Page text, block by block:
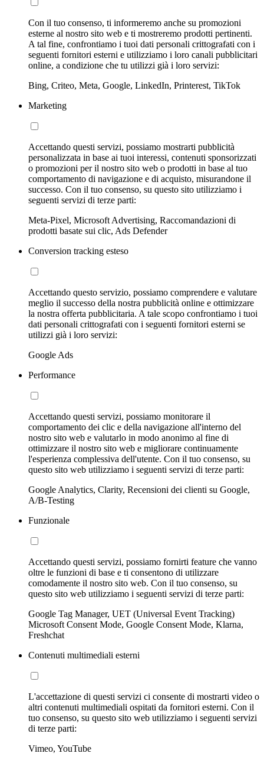
Con il tuo consenso, ti informeremo anche su promozioni
esterne al nostro sito web e ti mostreremo prodotti pertinenti.
A tal fine, confrontiamo i tuoi dati personali crittografati con i
seguenti fornitori esterni e utilizziamo i loro canali pubblicitari
online, a condizione che tu utilizzi già i loro servizi:
Bing, Criteo, Meta, Google, LinkedIn, Printerest, TikTok
Marketing
Accettando questi servizi, possiamo mostrarti pubblicità
personalizzata in base ai tuoi interessi, contenuti sponsorizzati
o promozioni per il nostro sito web o prodotti in base al tuo
comportamento di navigazione e di acquisto, misurandone il
successo. Con il tuo consenso, su questo sito utilizziamo i
seguenti servizi di terze parti:
Meta-Pixel, Microsoft Advertising, Raccomandazioni di
prodotti basate sui clic, Ads Defender
Conversion tracking esteso
Accettando questo servizio, possiamo comprendere e valutare
meglio il successo della nostra pubblicità online e ottimizzare
la nostra offerta pubblicitaria. A tale scopo confrontiamo i tuoi
dati personali crittografati con i seguenti fornitori esterni se
utilizzi già i loro servizi:
Google Ads
Performance
Accettando questi servizi, possiamo monitorare il
comportamento dei clic e della navigazione all'interno del
nostro sito web e valutarlo in modo anonimo al fine di
ottimizzare il nostro sito web e migliorare continuamente
l'esperienza complessiva dell'utente. Con il tuo consenso, su
questo sito web utilizziamo i seguenti servizi di terze parti:
Google Analytics, Clarity, Recensioni dei clienti su Google,
A/B-Testing
Funzionale
Accettando questi servizi, possiamo fornirti feature che vanno
oltre le funzioni di base e ti consentono di utilizzare
comodamente il nostro sito web. Con il tuo consenso, su
questo sito web utilizziamo i seguenti servizi di terze parti:
Google Tag Manager, UET (Universal Event Tracking)
Microsoft Consent Mode, Google Consent Mode, Klarna,
Freshchat
Contenuti multimediali esterni
L'accettazione di questi servizi ci consente di mostrarti video o
altri contenuti multimediali ospitati da fornitori esterni. Con il
tuo consenso, su questo sito web utilizziamo i seguenti servizi
di terze parti:
Vimeo, YouTube